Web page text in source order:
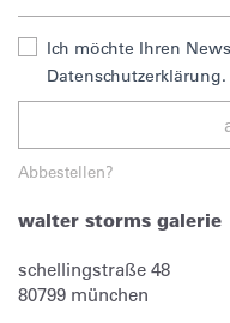
Ich möchte Ihren
Datenschutzerklärung.
Abbestellen?
walter storms galerie
schellingstraße 48
80799 münchen